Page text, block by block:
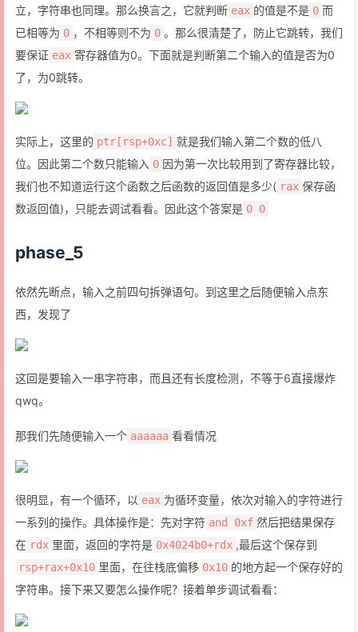
立，字符串也同理。那么换言之，它就判断 eax 的值是不是 0 而
已相等为 0 ，不相等则不为 0 。那么很清楚了，防止它跳转，我们
要保证 eax 寄存器值为0。下面就是判断第二个输入的值是否为0
了，为0跳转。
实际上，这里的 ptr[rsp+0xc] 就是我们输入第二个数的低八
位。因此第二个数只能输入 0 因为第一次比较用到了寄存器比较，
我们也不知道运行这个函数之后函数的返回值是多少( rax 保存函
数返回值)，只能去调试看看。因此这个答案是 0 0
phase_5
依然先断点，输入之前四句拆弹语句。到这里之后随便输入点东
西，发现了
这回是要输入一串字符串，而且还有长度检测，不等于6直接爆炸
qwq。
那我们先随便输入一个 aaaaaa 看看情况
很明显，有一个循环，以 eax 为循环变量，依次对输入的字符进行
一系列的操作。具体操作是：先对字符 and 0xf 然后把结果保存
在 rdx 里面，返回的字符是 0x4024b0+rdx ,最后这个保存到
rsp+rax+0x10 里面，在往栈底偏移 0x10 的地方起一个保存好的
字符串。接下来又要怎么操作呢？接着单步调试看看：